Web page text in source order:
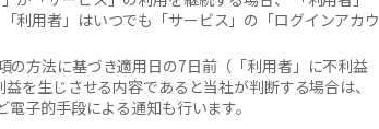
利用者」はいつでも「サービス」の「ログインアカウ
の方法に基づき適用日の7日前（「利用者」に不利益
を生じさせる内容であると当社が判断する場合は、
子的手段による通知も行います。